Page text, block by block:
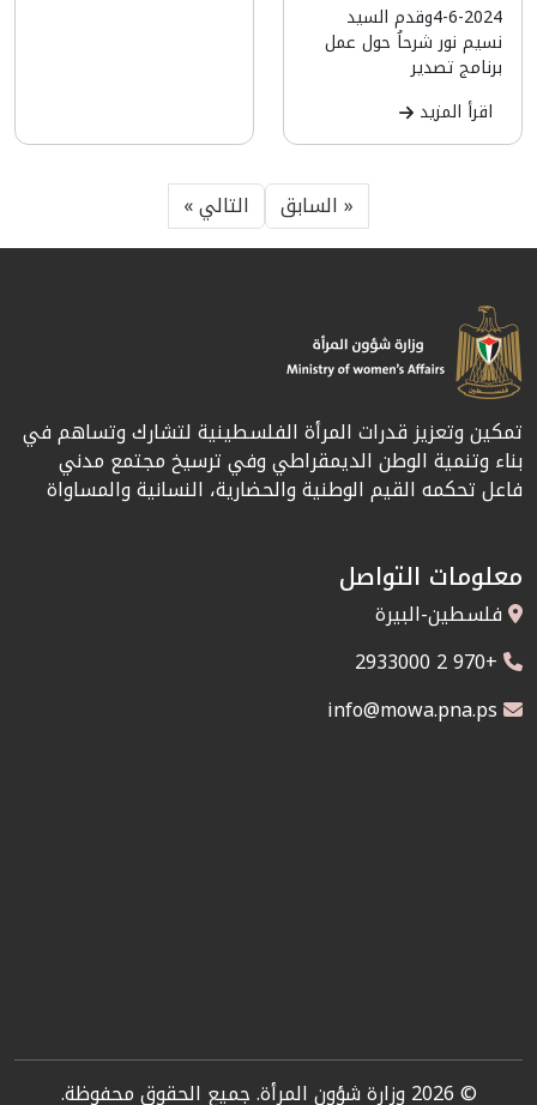
4-6-2024وقدم السيد
نسيم نور شرحاُ حول عمل
برنامج تصدير
اقرأ المزيد
« السابق التالي »
تمكين وتعزيز قدرات المرأة الفلسطينية لتشارك وتساهم في
بناء وتنمية الوطن الديمقراطي وفي ترسيخ مجتمع مدني
فاعل تحكمه القيم الوطنية والحضارية، النسانية والمساواة
معلومات التواصل
فلسطين-البيرة
+970 2 2933000
info@mowa.pna.ps
© 2026 وزارة شؤون المرأة. جميع الحقوق محفوظة.